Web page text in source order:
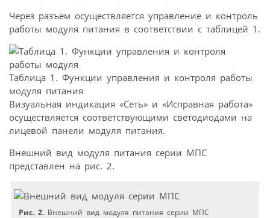
Через разъем осуществляется управление и контроль
работы модуля питания в соответствии с таблицей 1.
Таблица 1. Функции управления и контроля работы
модуля питания
Визуальная индикация «Сеть» и «Исправная работа»
осуществляется соответствующими светодиодами на
лицевой панели модуля питания.
Внешний вид модуля питания серии МПС
представлен на рис. 2.
Рис. 2. Внешний вид модуля питания серии МПС